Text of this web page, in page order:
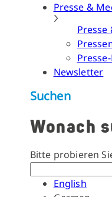
Presse &
Presse
Newsletter
Suchen
Wonach
Bitte probieren
English